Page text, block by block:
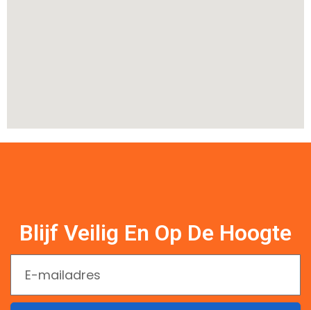
Blijf Veilig En Op De Hoogte